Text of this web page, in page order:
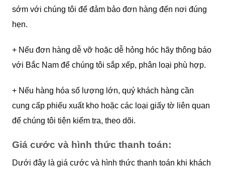
sớm với chúng tôi để đảm bảo đơn hàng đến nơi đúng
hẹn.
+ Nếu đơn hàng dễ vỡ hoặc dễ hỏng hóc hãy thông báo
với Bắc Nam để chúng tôi sắp xếp, phân loại phù hợp.
+ Nếu hàng hóa số lượng lớn, quý khách hàng cần
cung cấp phiếu xuất kho hoặc các loại giấy tờ liên quan
để chúng tôi tiện kiểm tra, theo dõi.
Giá cước và hình thức thanh toán:
Dưới đây là giá cước và hình thức thanh toán khi khách